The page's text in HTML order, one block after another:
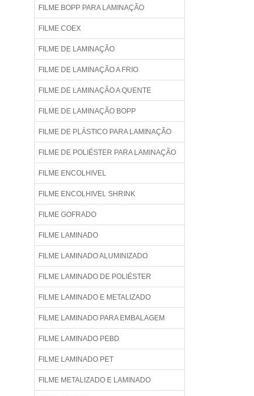
FILME BOPP PARA LAMINAÇÃO
FILME COEX
FILME DE LAMINAÇÃO
FILME DE LAMINAÇÃO A FRIO
FILME DE LAMINAÇÃO A QUENTE
FILME DE LAMINAÇÃO BOPP
FILME DE PLÁSTICO PARA LAMINAÇÃO
FILME DE POLIÉSTER PARA LAMINAÇÃO
FILME ENCOLHIVEL
FILME ENCOLHIVEL SHRINK
FILME GOFRADO
FILME LAMINADO
FILME LAMINADO ALUMINIZADO
FILME LAMINADO DE POLIÉSTER
FILME LAMINADO E METALIZADO
FILME LAMINADO PARA EMBALAGEM
FILME LAMINADO PEBD
FILME LAMINADO PET
FILME METALIZADO E LAMINADO